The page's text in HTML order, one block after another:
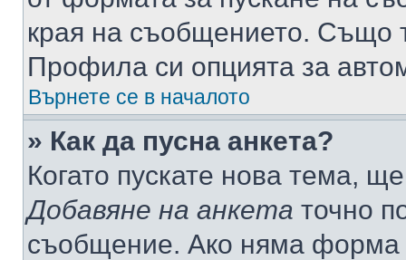
края на съобщението. Също
Профила си опцията за
Върнете се в началото
» Как да пусна анкета?
Когато пускате нова тема,
Добавяне на анкета точно
съобщение. Ако няма форма